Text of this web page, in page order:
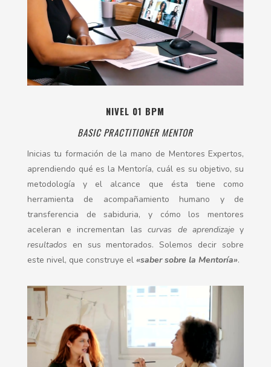
NIVEL 01 BPM
BASIC PRACTITIONER MENTOR
Inicias tu formación de la mano de Mentores Expertos,
aprendiendo qué es la Mentoría, cuál es su objetivo, su
metodología y el alcance que ésta tiene como
herramienta de acompañamiento humano y de
transferencia de sabiduria, y cómo los mentores
aceleran e incrementan lascurvas de aprendizajey
resultados en sus mentorados. Solemos decir sobre
este nivel, que construye el «saber sobre la Mentoría».